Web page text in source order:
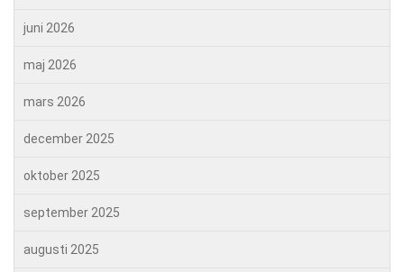
juni 2026
maj 2026
mars 2026
december 2025
oktober 2025
september 2025
augusti 2025